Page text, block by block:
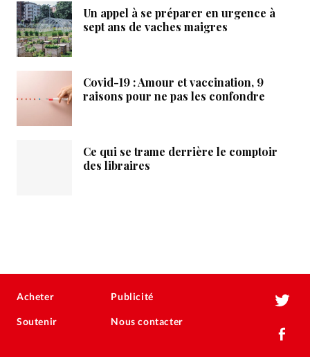
Un appel à se préparer en urgence à
sept ans de vaches maigres
Covid-19 : Amour et vaccination, 9
raisons pour ne pas les confondre
Ce qui se trame derrière le comptoir
des libraires
Acheter
Soutenir
Publicité
Nous contacter